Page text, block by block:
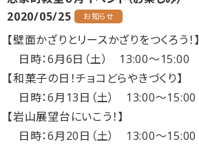
2020/05/25
お知らせ
【壁面かざりとリースかざりをつくろう！】
日時：6月6日（土） 13:00～15:00
【和菓子の日！チョコどらやきづくり】
日時：6月13日（土） 13:00～15:00
【岩山展望台にいこう！】
日時：6月20日（土） 13:00～15:00